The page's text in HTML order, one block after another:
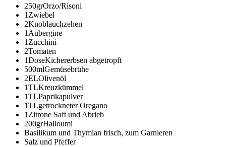
250grOrzo/Risoni
1 Zwiebel
2Knoblauchzehen
1 Aubergine
1 Zucchini
2Tomaten
1DoseKichererbsen abgetropft
500mlGemüsebrühe
2ELOlivenöl
1TLKreuzkümmel
1TLPaprikapulver
1TLgetrockneter Oregano
1 Zitrone Saft und Abrieb
200grHalloumi
Basilikum und Thymian frisch, zum Garnieren
Salz und Pfeffer